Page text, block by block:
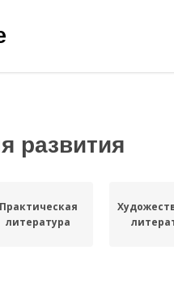
развития
Практическая
литература